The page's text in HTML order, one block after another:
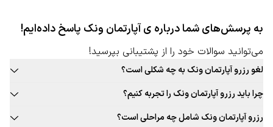
به نظر می‌رسد. اجاره آپارتمان به دلیل دربست بودن و داشتن
شرایطی مانند منزل شخصی افراد، جذابیت‌های اقامتی بالایی
دارد.
تنوع و گستردگی آپارتمان‌ها در نقاط مختلف این شهر به
خصوص نقاطی که از نظر امکانات و وسایل نقلیه
عمومی(دسترسی به مراکز درمانی، مراکز دانشگاهی، مراکز صنعتی
سریع تر هستند، دلیلی برای رشد تقاضاهای موجود در زمینه اجاره
به پرسش‌های شما درباره ی آپارتمان ونک پاسخ داده‌ایم!
می‌توانید سوالات خود را از پشتیبانی بپرسید!
لغو رزرو آپارتمان ونک به چه شکلی است؟
قوانین لغو رزرو آپارتمان این شهر به صورت ثابت برای تمامی آپارتمان قابل
ارائه نیست. حتما در زمان رزرو آپارتمان مورد نظر خود به قوانین لغو توجه
کنید.
چرا باید رزرو آپارتمان ونک را تجربه کنیم؟
بافت سنتی و جذاب این شهر، غذاهای محلی و بومی جذاب، فرهنگ غنی،
رزرو آپارتمان ونک شامل چه مراحلی است؟